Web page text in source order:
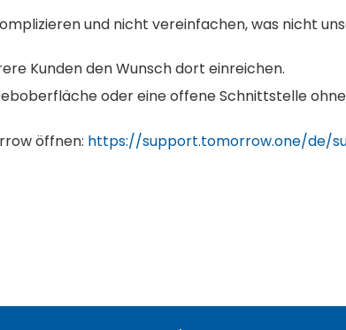
und nicht vereinfachen, was nicht
Kunden den Wunsch dort einreichen.
oder eine offene Schnittstelle ohne
öffnen: https://support.tomorrow.one/de/